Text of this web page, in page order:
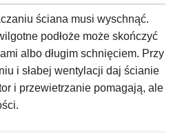
ściana musi wyschnąć.
podłoże może skończyć
albo długim schnięciem. Przy
i słabej wentylacji daj ścianie
i przewietrzanie pomagają, ale